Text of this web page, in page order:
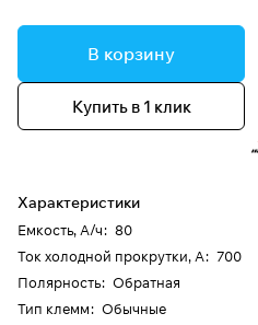
В корзину
Купить в 1 клик
Характеристики
Емкость, А/ч: 80
Ток холодной прокрутки, А: 700
Полярность: Обратная
Тип клемм: Обычные